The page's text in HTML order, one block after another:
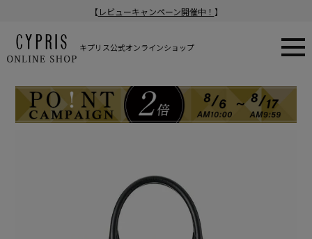
【 レビューキャンペーン開催中！ 】
キプリス公式オンラインショップ